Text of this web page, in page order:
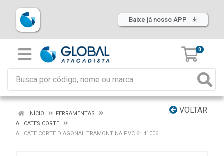
Baixe já nosso APP
0
VOLTAR
INÍCIO
FERRAMENTAS
ALICATES CORTE
ALICATE CORTE DIAGONAL TRAMONTINA PVC 6” 41006